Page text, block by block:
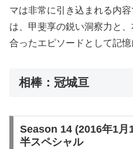
マは非常に引き込まれる内
は、甲斐享の鋭い洞察力と
合ったエピソードとして記憶
相棒：冠城亘
Season 14 (2016年1月
半スペシャル